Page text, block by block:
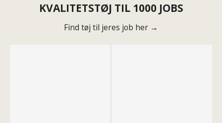
KVALITETSTØJ TIL 1000 JOBS
Find tøj til jeres job her →